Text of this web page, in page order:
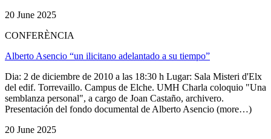
20 June 2025
CONFERÈNCIA
Alberto Asencio “un ilicitano adelantado a su tiempo”
Dia: 2 de diciembre de 2010 a las 18:30 h Lugar: Sala Misteri d'Elx
del edif. Torrevaillo. Campus de Elche. UMH Charla coloquio "Una
semblanza personal", a cargo de Joan Castaño, archivero.
Presentación del fondo documental de Alberto Asencio (more…)
20 June 2025